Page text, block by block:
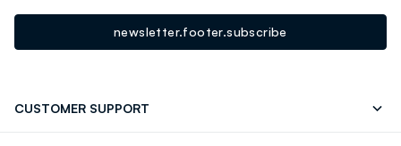
newsletter.footer.subscribe
CUSTOMER SUPPORT